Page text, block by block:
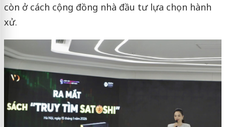
còn ở cách cộng đồng nhà đầu tư lựa chọn hành
xử.